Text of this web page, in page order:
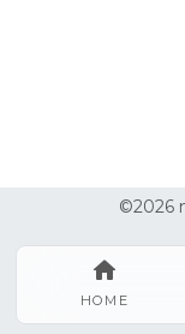
HOME
©2026